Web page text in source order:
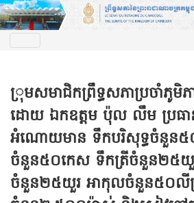
រុមសមាជិកព្រឹទ្ធសភាប្រចាំភូមិ
ដោយ ឯកឧត្តម ប៉ុល លឹម ប្រធា
អំណោយមាន ទឹកបរិសុទ្ធចំនួន៥
ចំនួន៥០កេស ទឹកត្រីចំនួន២៥
ចំនួន២៥យួរ អាកុលចំនួន៥០លី